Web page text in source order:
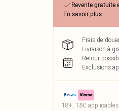
Revente gratuite
En savoir plus
Frais de
Livraison à
Retour
Exclusions
18+, T&C